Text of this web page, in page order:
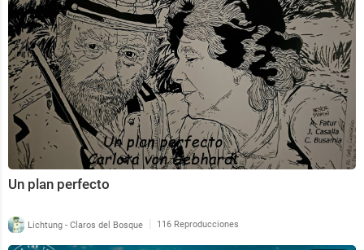
Un plan perfecto
Lichtung - Claros del Bosque | 116 Reproducciones